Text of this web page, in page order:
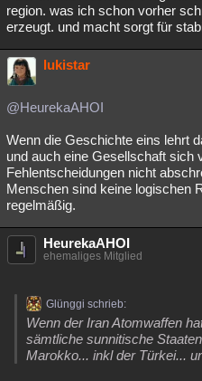
region. was ich schon vorher
erzeugt. und macht sorgt für
lukistar
@HeurekaAHOI
Wenn die Geschichte eins lehrt
und auch eine Gesellschaft sich
Fehlentscheidungen nicht
Menschen sind keine logischen
regelmäßig.
HeurekaAHOI
ehemaliges Mitglied
Glünggi schrieb:
Wenn der Iran Atomwaffen
sämtliche sunnitische
Marokko... inkl der Türkei...